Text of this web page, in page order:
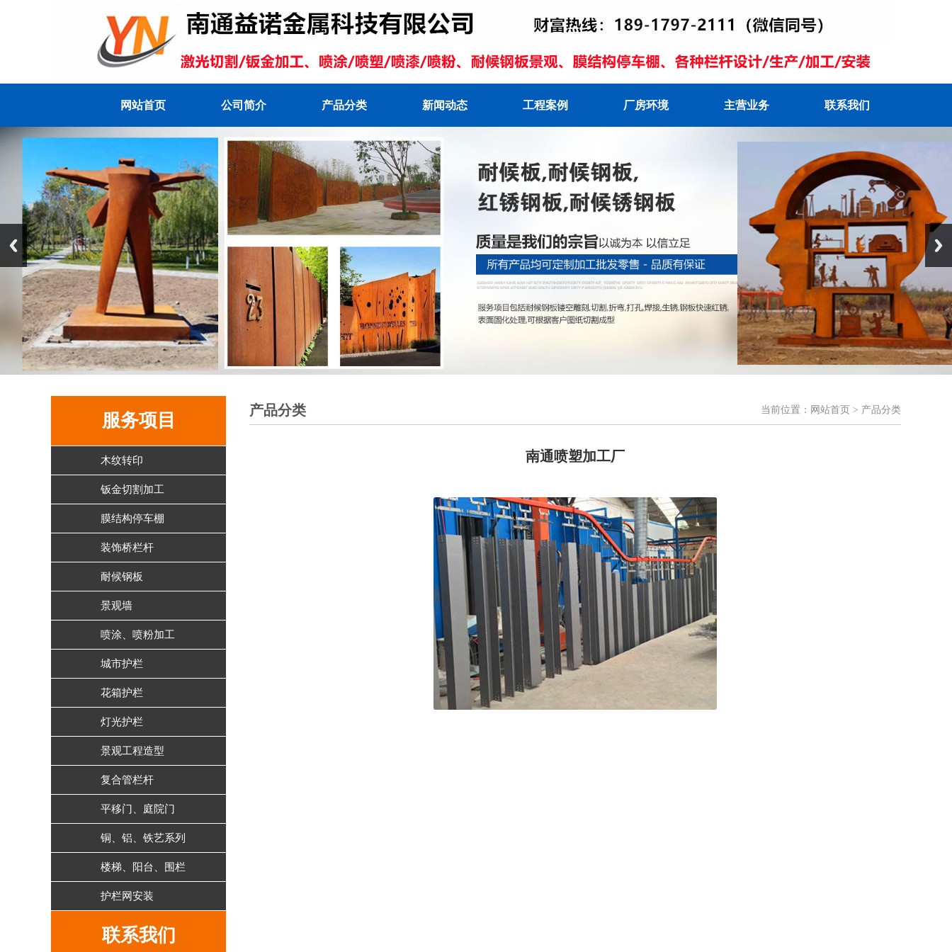
网站首页 公司简介 产品分类 新闻动态 工程案例 厂房环境 主营业务 联系我们
服务项目
木纹转印
钣金切割加工
膜结构停车棚
装饰桥栏杆
耐候钢板
景观墙
喷涂、喷粉加工
城市护栏
花箱护栏
灯光护栏
景观工程造型
复合管栏杆
平移门、庭院门
铜、铝、铁艺系列
楼梯、阳台、围栏
护栏网安装
联系我们
产品分类 当前位置： 网站首页 > 产品分类
南通喷塑加工厂